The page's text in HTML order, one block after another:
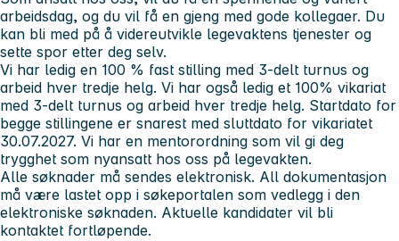
arbeidsdag, og du vil få en gjeng med gode kollegaer. Du
kan bli med på å videreutvikle legevaktens tjenester og
sette spor etter deg selv.
Vi har ledig en 100 % fast stilling med 3-delt turnus og
arbeid hver tredje helg. Vi har også ledig et 100% vikariat
med 3-delt turnus og arbeid hver tredje helg. Startdato for
begge stillingene er snarest med sluttdato for vikariatet
30.07.2027. Vi har en mentorordning som vil gi deg
trygghet som nyansatt hos oss på legevakten.
Alle søknader må sendes elektronisk. All dokumentasjon
må være lastet opp i søkeportalen som vedlegg i den
elektroniske søknaden. Aktuelle kandidater vil bli
kontaktet fortløpende.